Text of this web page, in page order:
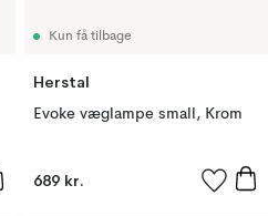
Kun få tilbage
Herstal
Evoke væglampe small, Krom
689 kr.